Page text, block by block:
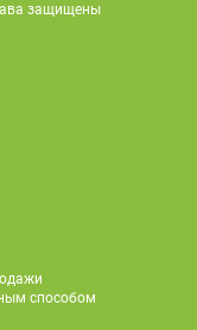
защищены
способом